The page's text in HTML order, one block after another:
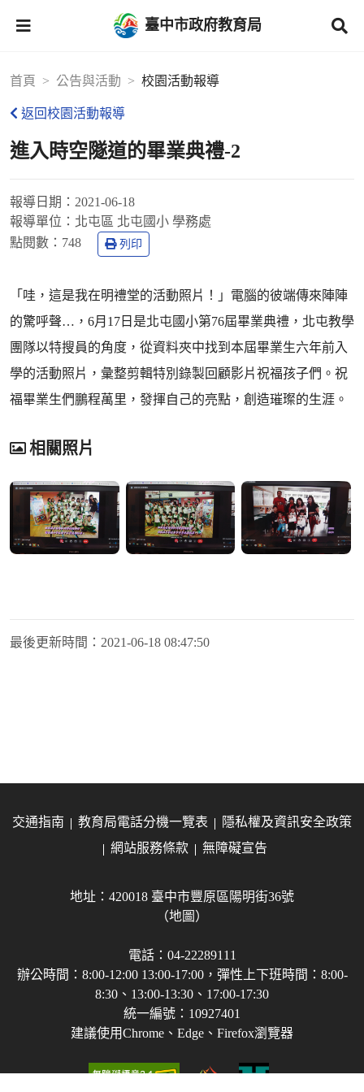
臺中市政府教育局
首頁 公告與活動 校園活動報導
返回校園活動報導
進入時空隧道的畢業典禮-2
報導日期： 2021-06-18
報導單位： 北屯區 北屯國小 學務處
點閱數： 748 列印
「哇，這是我在明禮堂的活動照片！」電腦的彼端傳來陣陣
的驚呼聲…，6月17日是北屯國小第76屆畢業典禮，北屯教學
團隊以特搜員的角度，從資料夾中找到本屆畢業生六年前入
學的活動照片，彙整剪輯特別錄製回顧影片祝福孩子們。祝
福畢業生們鵬程萬里，發揮自己的亮點，創造璀璨的生涯。
相關照片
最後更新時間： 2021-06-18 08:47:50
交通指南 教育局電話分機一覽表
隱私權及資訊安全政策
網站服務條款
無障礙宣告
地址：420018 臺中市豐原區陽明街36號
（地圖）
電話：04-22289111
辦公時間：8:00-12:00 13:00-17:00，彈性上下班時間：8:00-
8:30、13:00-13:30、17:00-17:30
統一編號：10927401
建議使用Chrome、Edge、Firefox瀏覽器